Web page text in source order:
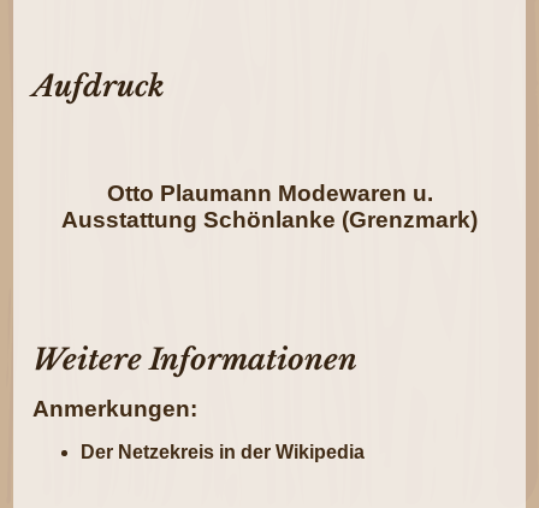
Aufdruck
Otto Plaumann Modewaren u.
Ausstattung Schönlanke (Grenzmark)
Weitere Informationen
Anmerkungen:
Der Netzekreis in der Wikipedia